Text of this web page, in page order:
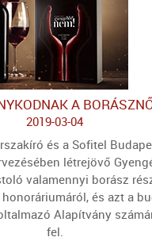
A
2019-03-04
és a Sofitel
létrejövő
valamennyi borász
és azt a
Alapítvány
fel.